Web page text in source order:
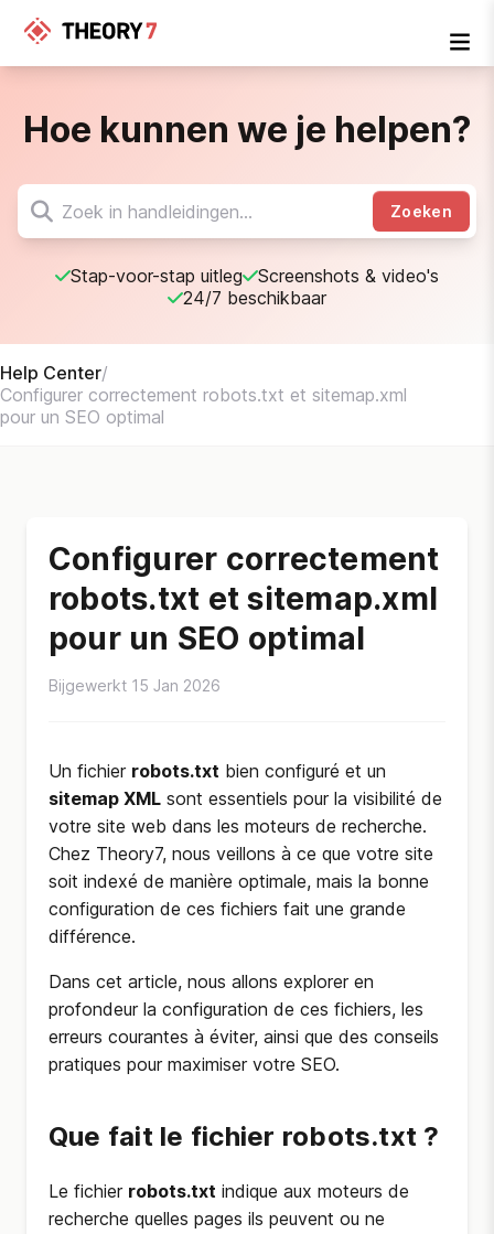
Hoe kunnen we je helpen?
Zoeken
Stap-voor-stap uitleg
Screenshots & video's
24/7 beschikbaar
Help Center/
Configurer correctement robots.txt et sitemap.xml
pour un SEO optimal
Configurer correctement
robots.txt et sitemap.xml
pour un SEO optimal
Bijgewerkt 15 Jan 2026
Un fichier robots.txt bien configuré et un
sitemap XML sont essentiels pour la visibilité de
votre site web dans les moteurs de recherche.
Chez Theory7, nous veillons à ce que votre site
soit indexé de manière optimale, mais la bonne
configuration de ces fichiers fait une grande
différence.
Dans cet article, nous allons explorer en
profondeur la configuration de ces fichiers, les
erreurs courantes à éviter, ainsi que des conseils
pratiques pour maximiser votre SEO.
Que fait le fichier robots.txt ?
Le fichier robots.txt indique aux moteurs de
recherche quelles pages ils peuvent ou ne